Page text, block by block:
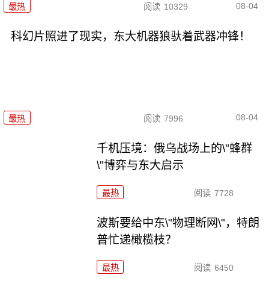
最热 阅读 10329 08-04
科幻片照进了现实，东大机器狼驮着武器冲锋！
最热 阅读 7996 08-04
千机压境：俄乌战场上的\"蜂群
\"博弈与东大启示
最热 阅读 7728
波斯要给中东\"物理断网\"，特朗
普忙递橄榄枝？
最热 阅读 6450